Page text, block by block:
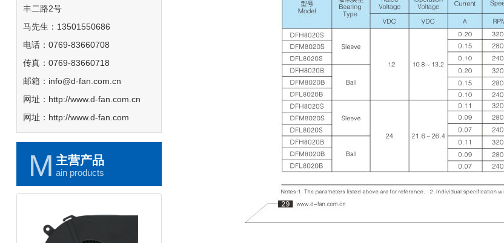
丰二路2号
马先生：13501550686
电话：0769-83660708
传真：0769-83660718
邮箱：info@d-fan.com.cn
网址：http://www.d-fan.com.cn
网址：http://www.d-fan.com
M 主营产品
ain products